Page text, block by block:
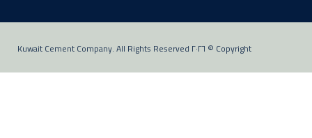
Copyright © ٢٠٢٦ Kuwait Cement Company. All Rights Reserved